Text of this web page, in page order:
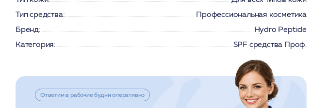
Тип средства:
Профессиональная косметика
Бренд:
Hydro Peptide
Категория:
SPF средства Проф.
Ответим в рабочие будни оперативно